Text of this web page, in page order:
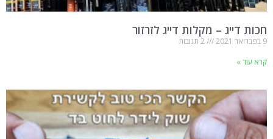
חכות דייג – מקלות דייג לזרזור
9 בפברואר 2021
קרא עוד »